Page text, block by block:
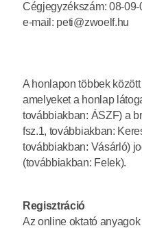
Cégjegyzékszám: 08-
e-mail: peti@zwoelf.hu
A honlapon többek
amelyeket a honlap
továbbiakban: ÁSZF) a
fsz.1, továbbiakban:
továbbiakban: Vásárló)
(továbbiakban: Felek).
Regisztráció
Az online oktató